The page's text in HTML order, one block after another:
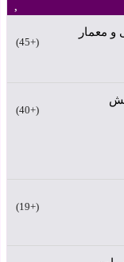
معمار
+45
+40
+19